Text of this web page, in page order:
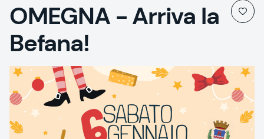
OMEGNA - Arriva la
Befana!